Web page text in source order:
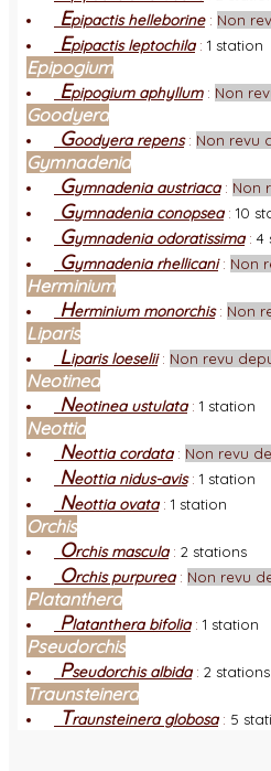
Epipactis helleborine: Non
Epipactis leptochila: 1 station
Epipogium
Epipogium aphyllum: Non
Goodyera
Goodyera repens: Non revu
Gymnadenia
Gymnadenia austriaca: Non
Gymnadenia conopsea: 10
Gymnadenia odoratissima: 4
Gymnadenia rhellicani: Non
Herminium
Herminium monorchis: Non
Liparis
Liparis loeselii: Non revu
Neotinea
Neotinea ustulata: 1 station
Neottia
Neottia cordata: Non revu
Neottia nidus-avis: 1 station
Neottia ovata: 1 station
Orchis
Orchis mascula: 2 stations
Orchis purpurea: Non revu
Platanthera
Platanthera bifolia: 1 station
Pseudorchis
Pseudorchis albida: 2 stations
Traunsteinera
Traunsteinera globosa: 5